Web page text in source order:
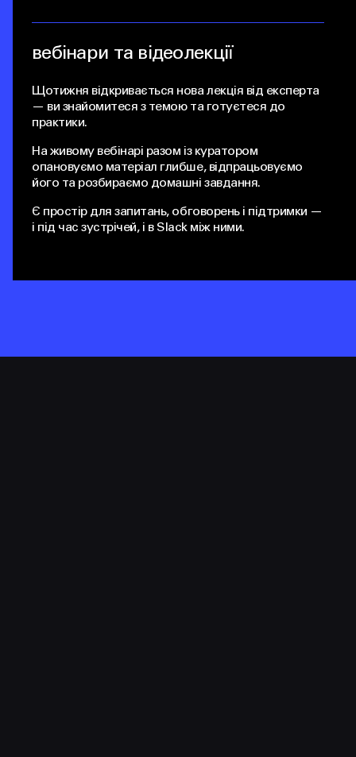
Щотижня відкривається нова лекція від експерта
— ви знайомитеся з темою та готуєтеся до
На живому вебінарі разом із куратором
опановуємо матеріал глибше, відпрацьовуємо
Є простір для запитань, обговорень і підтримки —